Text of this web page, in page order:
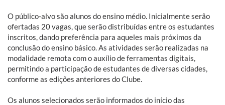
O público-alvo são alunos do ensino médio. Inicialmente serão
ofertadas 20 vagas, que serão distribuídas entre os estudantes
inscritos, dando preferência para aqueles mais próximos da
conclusão do ensino básico. As atividades serão realizadas na
modalidade remota com o auxílio de ferramentas digitais,
permitindo a participação de estudantes de diversas cidades,
conforme as edições anteriores do Clube.
Os alunos selecionados serão informados do início das